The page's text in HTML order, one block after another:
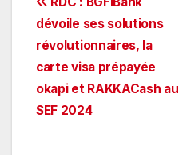
Navigation
de
l’article
dévoile ses solutions
révolutionnaires, la
carte visa prépayée
okapi et RAKKACash au
SEF 2024